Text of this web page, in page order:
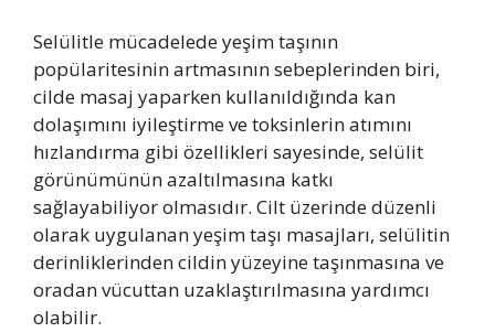
Selülitle mücadelede yeşim taşının
popülaritesinin artmasının sebeplerinden biri,
cilde masaj yaparken kullanıldığında kan
dolaşımını iyileştirme ve toksinlerin atımını
hızlandırma gibi özellikleri sayesinde, selülit
görünümünün azaltılmasına katkı
sağlayabiliyor olmasıdır. Cilt üzerinde düzenli
olarak uygulanan yeşim taşı masajları, selülitin
derinliklerinden cildin yüzeyine taşınmasına ve
oradan vücuttan uzaklaştırılmasına yardımcı
olabilir.